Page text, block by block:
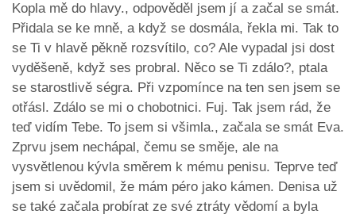
Kopla mě do hlavy., odpověděl jsem jí a začal se smát.
Přidala se ke mně, a když se dosmála, řekla mi. Tak to
se Ti v hlavě pěkně rozsvítilo, co? Ale vypadal jsi dost
vyděšeně, když ses probral. Něco se Ti zdálo?, ptala
se starostlivě ségra. Při vzpomínce na ten sen jsem se
otřásl. Zdálo se mi o chobotnici. Fuj. Tak jsem rád, že
teď vidím Tebe. To jsem si všimla., začala se smát Eva.
Zprvu jsem nechápal, čemu se směje, ale na
vysvětlenou kývla směrem k mému penisu. Teprve teď
jsem si uvědomil, že mám péro jako kámen. Denisa už
se také začala probírat ze své ztráty vědomí a byla